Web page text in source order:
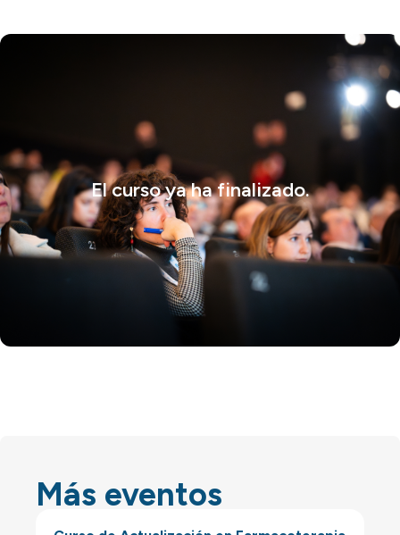
El curso ya ha finalizado.
Más eventos